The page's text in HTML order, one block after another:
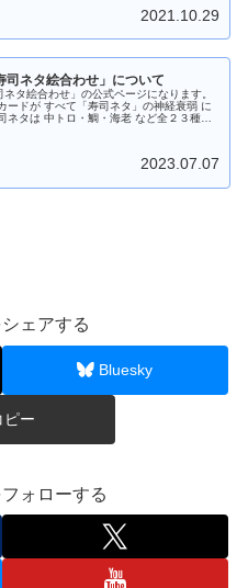
！ あなたを飽きさせません！ 通勤・通学
時間で遊べますので 是非是非、お試しくだ
臨します！ 今後も改良を加えて「ロボ太-
Android版の場合は「Google Play スト
ードしてから遊ぶことができます。 Web
ンロードなしでＰＣのブラウザで遊ぶこと
ちろんフリーソフトです。応援、よろしく
2021.10.29
司ネタ絵合わせ」について
タ絵合わせ」の公式ページになります。
ネタは 中トロ・鯛・海老 など全２３種。
難易度は 初級から上級。 ラ
2023.07.07
ェアする
Bluesky
ピー
ォローする